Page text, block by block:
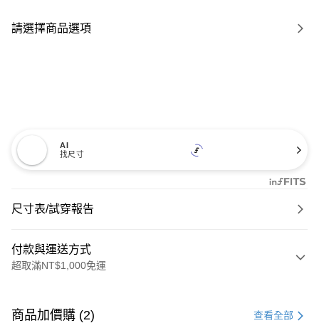
請選擇商品選項
AI
找尺寸
尺寸表/試穿報告
付款與運送方式
超取滿NT$1,000免運
信用卡一次付款
商品加價購 (2) 查看全部